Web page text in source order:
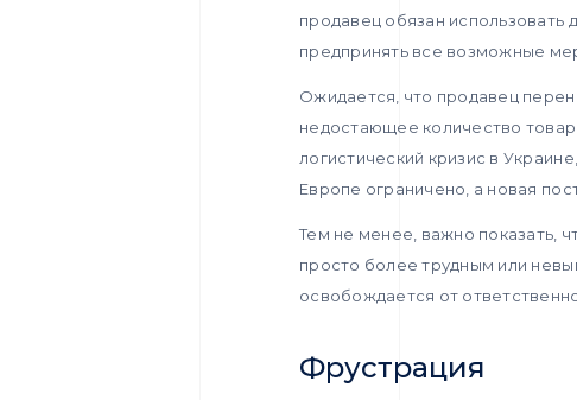
продавец обязан
предпринять все возможные
Ожидается, что продавец
недостающее количество
логистический кризис в
Европе ограничено, а новая
Тем не менее, важно показать,
просто более трудным или
освобождается от
Фрустрация